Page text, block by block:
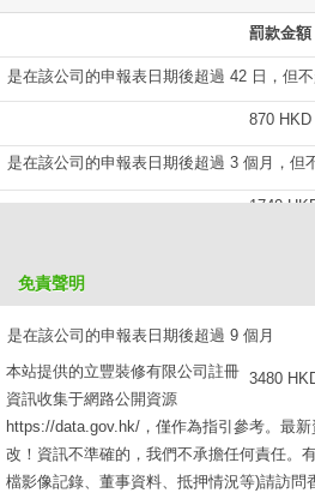
罰款金額
是在該公司的申報表日期後超過 42 日，但
870 HKD
是在該公司的申報表日期後超過 3 個月，但
1740
是在該公司的申報表日期後超過 9 個月
3480
免責聲明
本站提供的立豐裝修有限公司註冊
資訊收集于網路公開資源
https://data.gov.hk/，僅作為指引參考。最
改！資訊不準確的，我們不承擔任何責任。
檔影像記錄、董事資料、抵押情況等)請訪問